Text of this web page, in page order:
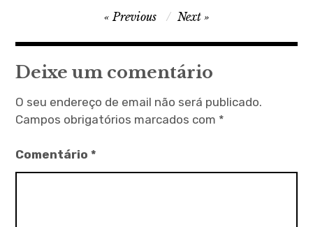
Navegação
de
artigos
Previous Next
Deixe um comentário
O seu endereço de email não será publicado.
Campos obrigatórios marcados com *
Comentário*